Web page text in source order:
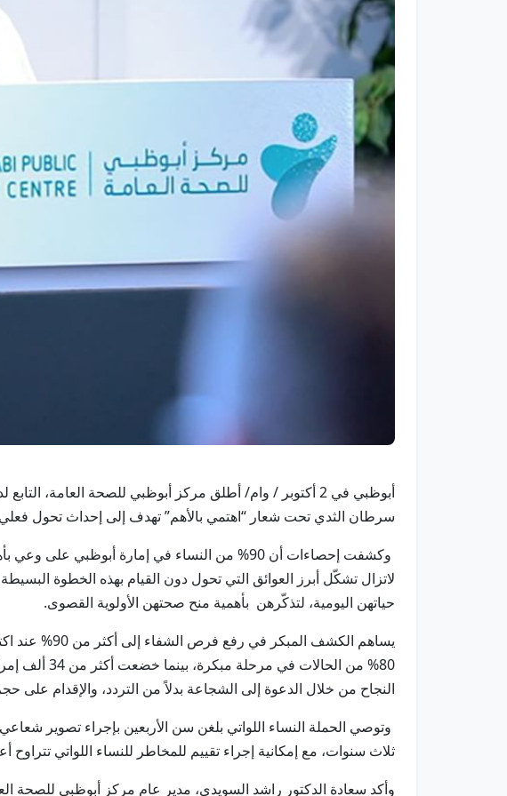
أبوظبي في 2 أكتوبر / وام/ أطلق مركز أبوظبي للصحة
سرطان الثدي تحت شعار “اهتمي بالأهم” تهدف إلى إحداث تحول
وكشفت إحصاءات أن 90% من النساء في إمارة
لاتزال تشكّل أبرز العوائق التي تحول دون القيام بهذه الخطوة
حياتهن اليومية، لتذكّرهن بأهمية منح صحتهن الأولوية القصوى.
النجاح من خلال الدعوة إلى الشجاعة بدلاً من التردد، والإقدام على
ثلاث سنوات، مع إمكانية إجراء تقييم للمخاطر للنساء اللواتي تتراوح أعمارهن
وأكد سعادة الدكتور راشد السويدي، مدير عام مركز أبوظبي